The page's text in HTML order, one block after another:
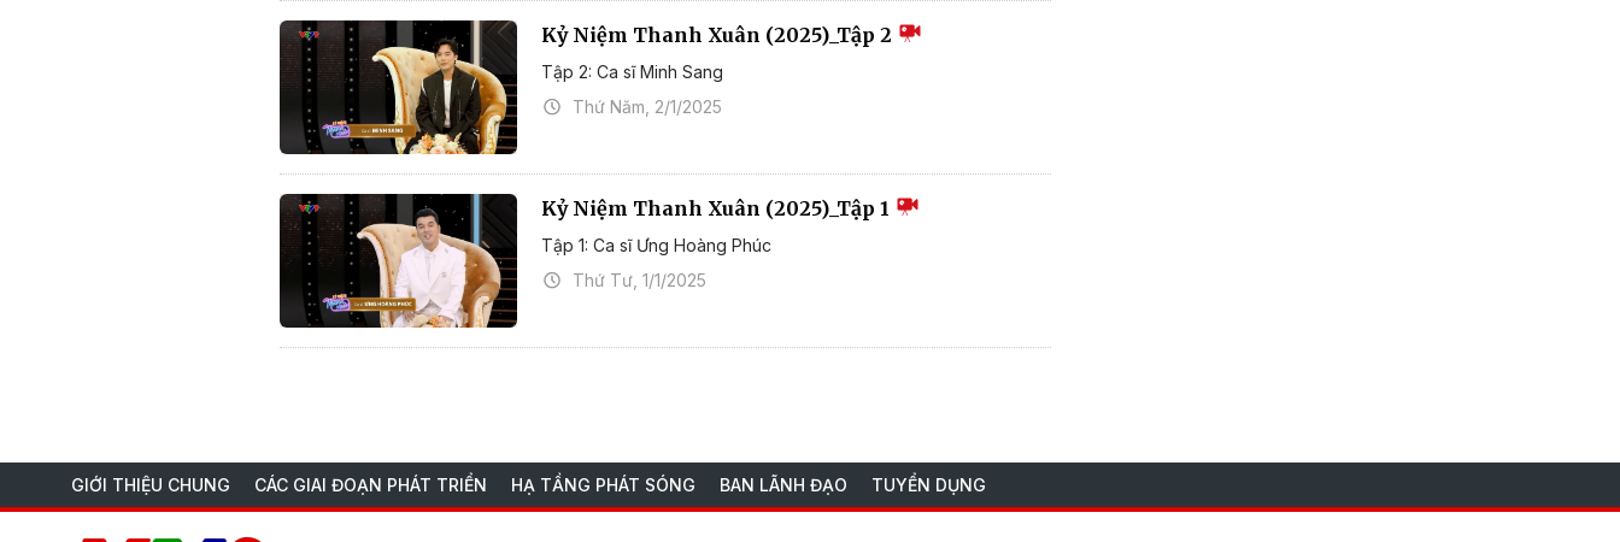
Kỷ Niệm Thanh Xuân (2025)_Tập 2
Tập 2: Ca sĩ Minh Sang
Thứ Năm, 2/1/2025
Kỷ Niệm Thanh Xuân (2025)_Tập 1
Tập 1: Ca sĩ Ưng Hoàng Phúc
Thứ Tư, 1/1/2025
GIỚI THIỆU CHUNG CÁC GIAI ĐOẠN PHÁT TRIỂN HẠ TẦNG PHÁT SÓNG BAN LÃNH ĐẠO TUYỂN DỤNG